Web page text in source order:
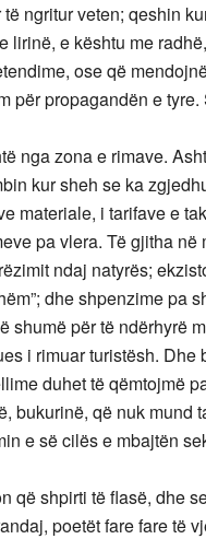
ngritur veten; qeshin
lirinë, e kështu me
ose që
për propagandën e
nga zona e rimave.
kur sheh se ka
materiale, i tarifave e
pa vlera. Të gjitha
ndaj natyrës;
dhe shpenzime pa
për të ndërhyrë
i rimuar turistësh. Dhe
duhet të qëmtojmë
bukurinë, që nuk mund
e së cilës e mbajtën
që shpirti të flasë, dhe
poetët fare fare të